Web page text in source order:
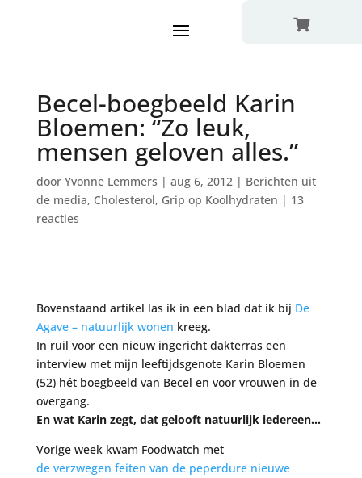

Becel-boegbeeld Karin
Bloemen: “Zo leuk,
mensen geloven alles.”
door Yvonne Lemmers | aug 6, 2012| Berichten uit
de media, Cholesterol, Grip op Koolhydraten | 13
reacties
Bovenstaand artikel las ik in een blad dat ik bij De
Agave – natuurlijk wonen kreeg.
In ruil voor een nieuw ingericht dakterras een
interview met mijn leeftijdsgenote Karin Bloemen
(52) hét boegbeeld van Becel en voor vrouwen in de
overgang.
En wat Karin zegt, dat gelooft natuurlijk iedereen…
Vorige week kwam Foodwatch met
de verzwegen feiten van de peperdure nieuwe